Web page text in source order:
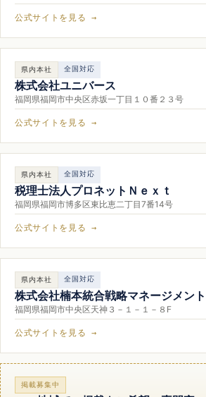
公式サイトを見る →
県内本社 全国対応
株式会社ユニバース
福岡県福岡市中央区赤坂一丁目１０番２３号
公式サイトを見る →
県内本社 全国対応
税理士法人プロネットＮｅｘｔ
福岡県福岡市博多区東比恵二丁目7番14号
公式サイトを見る →
県内本社 全国対応
株式会社楠本統合戦略マネージメント
福岡県福岡市中央区天神３－１－１－８F
公式サイトを見る →
掲載募集中